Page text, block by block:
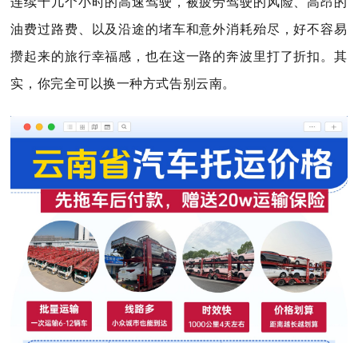
油费过路费、以及沿途的堵车和意外消耗殆尽，好不容易
攒起来的旅行幸福感，也在这一路的奔波里打了折扣。其
实，你完全可以换一种方式告别云南。